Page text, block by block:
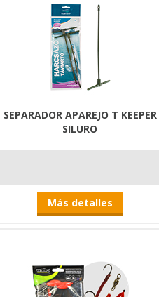
SEPARADOR APAREJO T KEEPER
SILURO
Más detalles